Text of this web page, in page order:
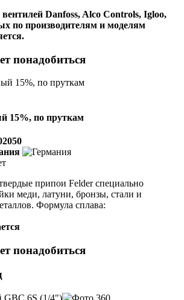
Danfoss, Alco Controls, Igloo,
по производителям и моделям
понадобиться
15%, по пруткам
припои Felder специально
меди, латуни, бронзы, стали и
Формула сплава:
понадобиться